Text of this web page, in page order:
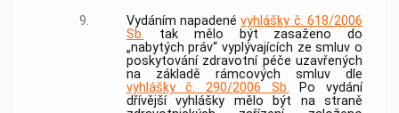
9.
Vydáním napadenévyhlášky č. 618/2006
Sb. tak mělo být zasaženo do
„nabytých práv“ vyplývajících ze smluv o
poskytování zdravotní péče uzavřených
na základě rámcových smluv dle
vyhlášky č. 290/2006 Sb. Po vydání
dřívější vyhlášky mělo být na straně